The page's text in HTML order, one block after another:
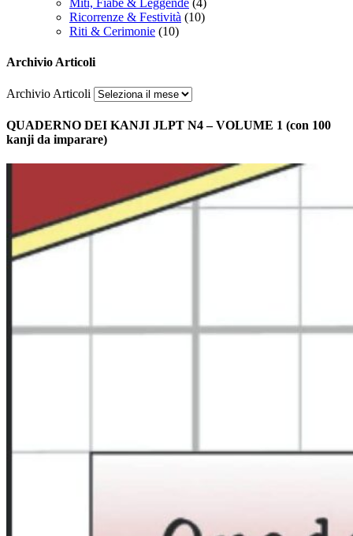
Miti, Fiabe & Leggende (4)
Ricorrenze & Festività (10)
Riti & Cerimonie (10)
Archivio Articoli
Archivio Articoli
QUADERNO DEI KANJI JLPT N4 – VOLUME 1 (con 100
kanji da imparare)